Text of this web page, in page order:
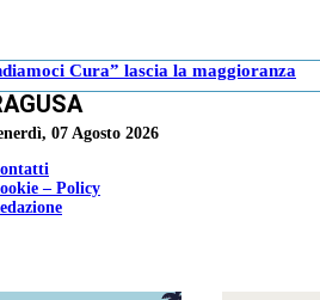
Cura” lascia la maggioranza
07 Agosto 2026
– Policy